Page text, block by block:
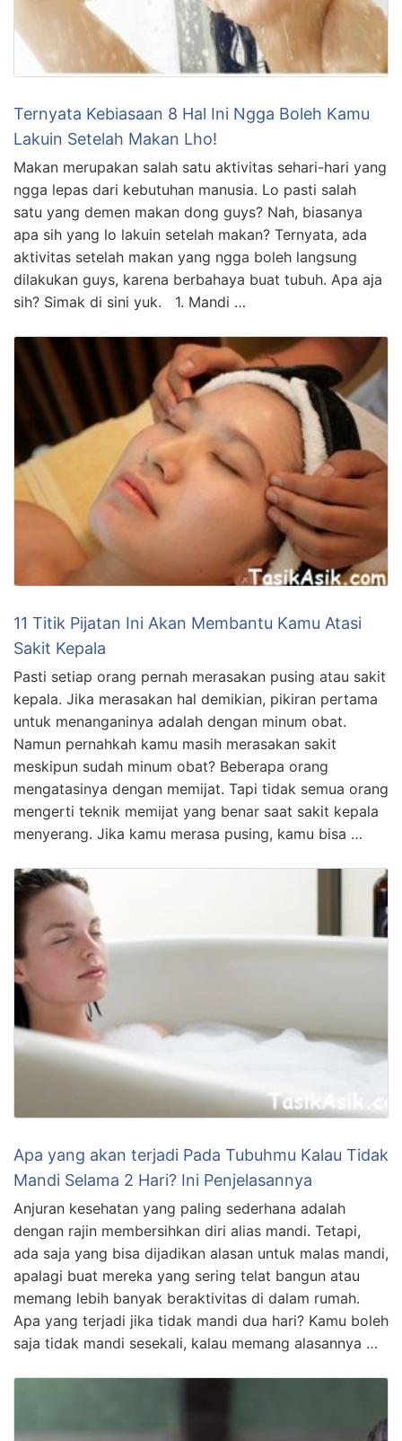
Ternyata Kebiasaan 8 Hal Ini Ngga Boleh Kamu
Lakuin Setelah Makan Lho!
Makan merupakan salah satu aktivitas sehari-hari yang
ngga lepas dari kebutuhan manusia. Lo pasti salah
satu yang demen makan dong guys? Nah, biasanya
apa sih yang lo lakuin setelah makan? Ternyata, ada
aktivitas setelah makan yang ngga boleh langsung
dilakukan guys, karena berbahaya buat tubuh. Apa aja
sih? Simak di sini yuk. 1. Mandi …
11 Titik Pijatan Ini Akan Membantu Kamu Atasi
Sakit Kepala
Pasti setiap orang pernah merasakan pusing atau sakit
kepala. Jika merasakan hal demikian, pikiran pertama
untuk menanganinya adalah dengan minum obat.
Namun pernahkah kamu masih merasakan sakit
meskipun sudah minum obat? Beberapa orang
mengatasinya dengan memijat. Tapi tidak semua orang
mengerti teknik memijat yang benar saat sakit kepala
menyerang. Jika kamu merasa pusing, kamu bisa …
Apa yang akan terjadi Pada Tubuhmu Kalau Tidak
Mandi Selama 2 Hari? Ini Penjelasannya
Anjuran kesehatan yang paling sederhana adalah
dengan rajin membersihkan diri alias mandi. Tetapi,
ada saja yang bisa dijadikan alasan untuk malas mandi,
apalagi buat mereka yang sering telat bangun atau
memang lebih banyak beraktivitas di dalam rumah.
Apa yang terjadi jika tidak mandi dua hari? Kamu boleh
saja tidak mandi sesekali, kalau memang alasannya …